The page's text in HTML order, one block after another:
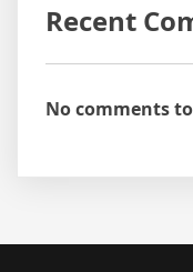
Recent
No comments